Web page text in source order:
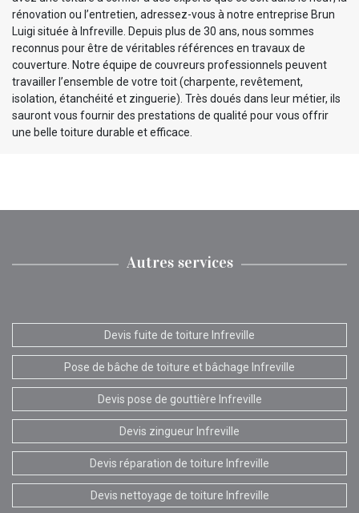
rénovation ou l’entretien, adressez-vous à notre entreprise Brun
Luigi située à Infreville. Depuis plus de 30 ans, nous sommes
reconnus pour être de véritables références en travaux de
couverture. Notre équipe de couvreurs professionnels peuvent
travailler l’ensemble de votre toit (charpente, revêtement,
isolation, étanchéité et zinguerie). Très doués dans leur métier, ils
sauront vous fournir des prestations de qualité pour vous offrir
une belle toiture durable et efficace.
Autres services
Devis fuite de toiture Infreville
Pose de bâche de toiture et bâchage Infreville
Devis pose de gouttière Infreville
Devis zingueur Infreville
Devis réparation de toiture Infreville
Devis nettoyage de toiture Infreville